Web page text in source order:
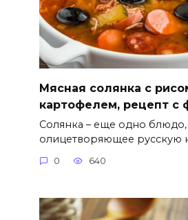
Мясная солянка с
картофелем, рецепт с
Солянка – еще одно блюдо,
олицетворяющее русскую
0 640